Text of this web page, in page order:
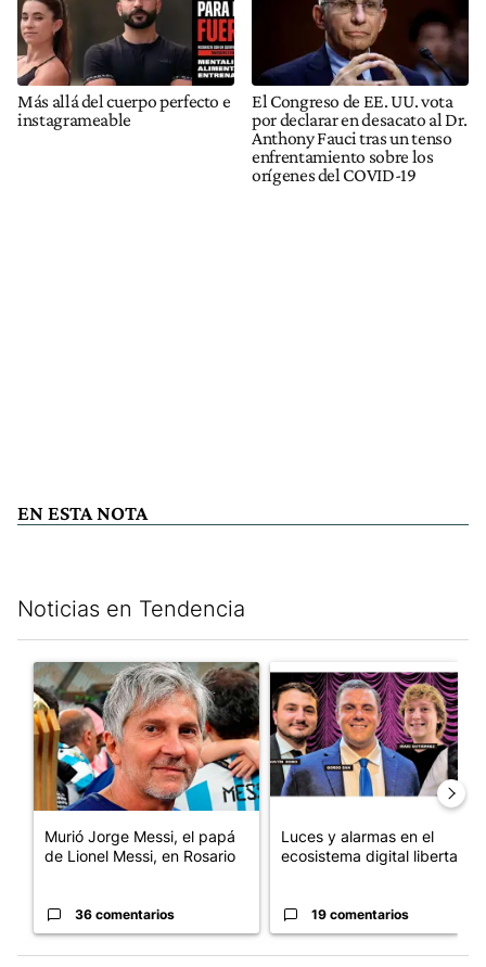
Más allá del cuerpo perfecto e
instagrameable
El Congreso de EE. UU. vota
por declarar en desacato al Dr.
Anthony Fauci tras un tenso
enfrentamiento sobre los
orígenes del COVID-19
EN ESTA NOTA
Noticias en Tendencia
Un artículo de tendencia con el título "Murió Jorge Messi, el
Murió Jorge Messi, el papá
de Lionel Messi, en Rosario
36 comentarios
Un artículo de tendencia con
Luces y alarmas en el
ecosistema digital libertario
19 comentarios